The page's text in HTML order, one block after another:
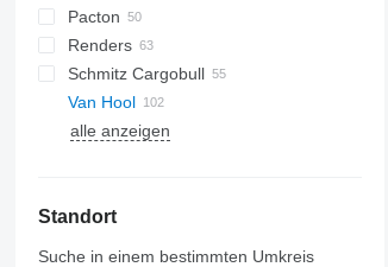
4 series
5 series
FT
Sliding
Stack
OPL
OPP
SD
SDC
SC
XS
S 24
SW
0-2
0-3
O-3
G-series
SL
S-series
Pacton
ET3
T-series
TXC
Renders
Euro
ROC
Kaiser
Schmitz Cargobull
S-series
SCB
SGF
SPA
CS
SP
Van Hool
A-series
LPRS
NS
38
alle anzeigen
Standort
Suche in einem bestimmten Umkreis